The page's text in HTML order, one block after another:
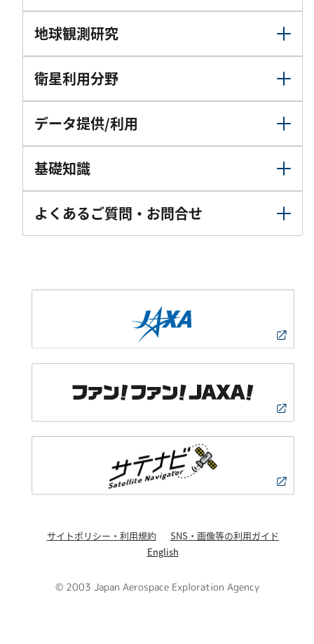
地球観測研究
衛星利用分野
データ提供/利用
基礎知識
よくあるご質問・お問合せ
サイトポリシー・利用規約
SNS・画像等の利用ガイド
English
© 2003 Japan Aerospace Exploration Agency